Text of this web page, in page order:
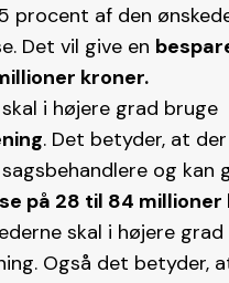
procent af den
Det vil give en
kroner.
i højere grad bruge
. Det betyder, at
og kan
på 28 til 84 millioner
skal i højere
Også det betyder,